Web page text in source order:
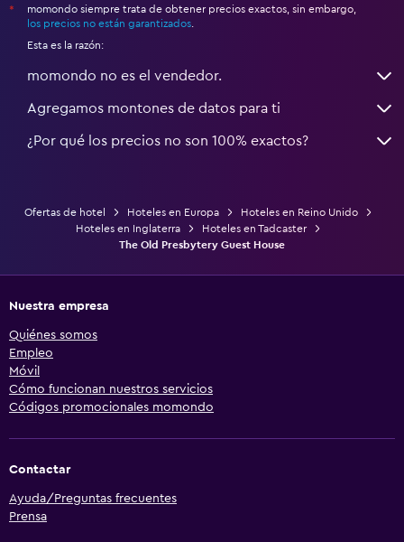
*
momondo siempre trata de obtener precios exactos, sin embargo,
los precios no están garantizados
Esta es la razón:
momondo no es el vendedor.
Agregamos montones de datos para ti
¿Por qué los precios no son 100% exactos?
Ofertas de hotel Hoteles en Europa
Hoteles en Reino Unido
Hoteles en Inglaterra
Hoteles en Tadcaster
The Old Presbytery Guest House
Nuestra empresa
Quiénes somos
Empleo
Móvil
Cómo funcionan nuestros servicios
Códigos promocionales momondo
Contactar
Ayuda/Preguntas frecuentes
Prensa